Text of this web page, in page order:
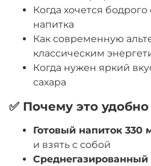
Когда хочется
напитка
Как современную
классическим
Когда нужен яркий
сахара
✅ Почему это удобно
Готовый напиток 330
и взять с собой